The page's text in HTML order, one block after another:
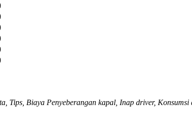
Tips, Biaya Penyeberangan kapal, Inap driver, Konsumsi